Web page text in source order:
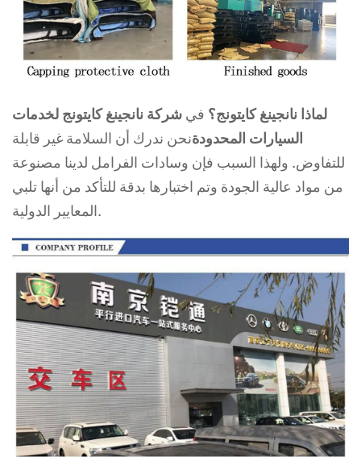
لماذا نانجينغ كايتونج؟ في شركة نانجينغ كايتونج لخدمات
السيارات المحدودةنحن ندرك أن السلامة غير قابلة
للتفاوض. ولهذا السبب فإن وسادات الفرامل لدينا مصنوعة
من مواد عالية الجودة وتم اختبارها بدقة للتأكد من أنها تلبي
المعايير الدولية.